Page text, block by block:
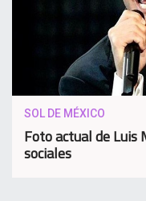
SOL DE MÉXICO
Foto actual de Luis
sociales